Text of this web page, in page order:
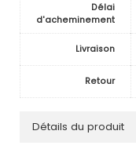
Délai
d'acheminement
Livraison
Retour
Détails du produit